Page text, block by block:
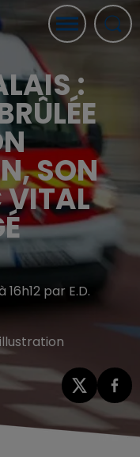
:
SON
VITAL
par E.D.